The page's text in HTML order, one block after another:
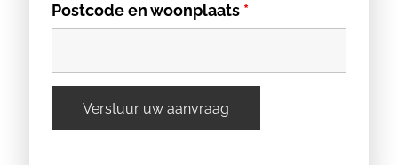
Postcode en woonplaats *